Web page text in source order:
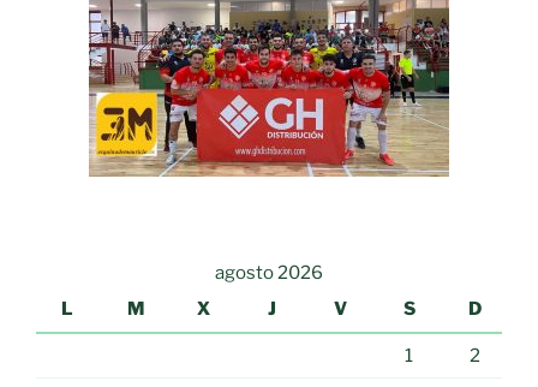
agosto 2026
L
M X J V S D
1 2